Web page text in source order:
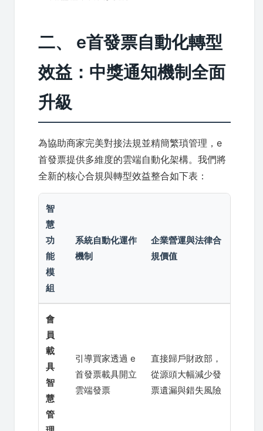
二、 e首發票自動化轉型
效益：中獎通知機制全面
升級
為協助商家完美對接法規並精簡繁瑣管理，e
首發票提供多維度的雲端自動化架構。我們將
全新的核心合規與轉型效益整合如下表：
智
慧
功
能
模
組
系統自動化運作
機制
企業營運與法律合
規價值
會
員
載
具
智
慧
管
引導買家透過 e
首發票載具開立
雲端發票
直接歸戶財政部，
從源頭大幅減少發
票遺漏與錯失風險